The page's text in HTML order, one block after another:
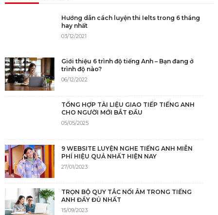
Hướng dẫn cách luyện thi Ielts trong 6 tháng
hay nhất
03/12/2021
Giới thiệu 6 trình độ tiếng Anh – Bạn đang ở
trình độ nào?
06/12/2022
TỔNG HỢP TÀI LIỆU GIAO TIẾP TIẾNG ANH
CHO NGƯỜI MỚI BẮT ĐẦU
05/05/2025
9 WEBSITE LUYỆN NGHE TIẾNG ANH MIỄN
PHÍ HIỆU QUẢ NHẤT HIỆN NAY
27/01/2023
TRỌN BỘ QUY TẮC NỐI ÂM TRONG TIẾNG
ANH ĐẦY ĐỦ NHẤT
15/09/2023